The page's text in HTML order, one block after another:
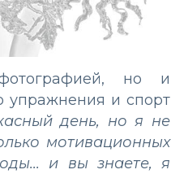
но и
упражнения и спорт
день, но я не
мотивационных
и вы знаете, я